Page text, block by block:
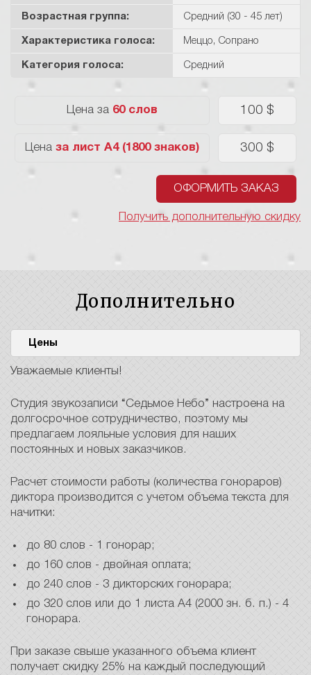
Возрастная группа: Средний (30 - 45 лет)
Характеристикa голоса: Меццо, Сопрано
Категория голоса: Средний
Цена за 60 слов 100 $
Цена за лист А4 (1800 знаков) 300 $
ОФОРМИТЬ ЗАКАЗ
Получить дополнительную скидку
Дополнительно
Цены
Уважаемые клиенты!
Студия звукозаписи “Седьмое Небо” настроена на
долгосрочное сотрудничество, поэтому мы
предлагаем лояльные условия для наших
постоянных и новых заказчиков.
Расчет стоимости работы (количества гонораров)
диктора производится с учетом объема текста для
начитки:
до 80 слов - 1 гонорар;
до 160 слов - двойная оплата;
до 240 слов - 3 дикторских гонорара;
до 320 слов или до 1 листа А4 (2000 зн. б. п.) - 4
гонорара.
При заказе свыше указанного объема клиент
получает скидку 25% на каждый последующий